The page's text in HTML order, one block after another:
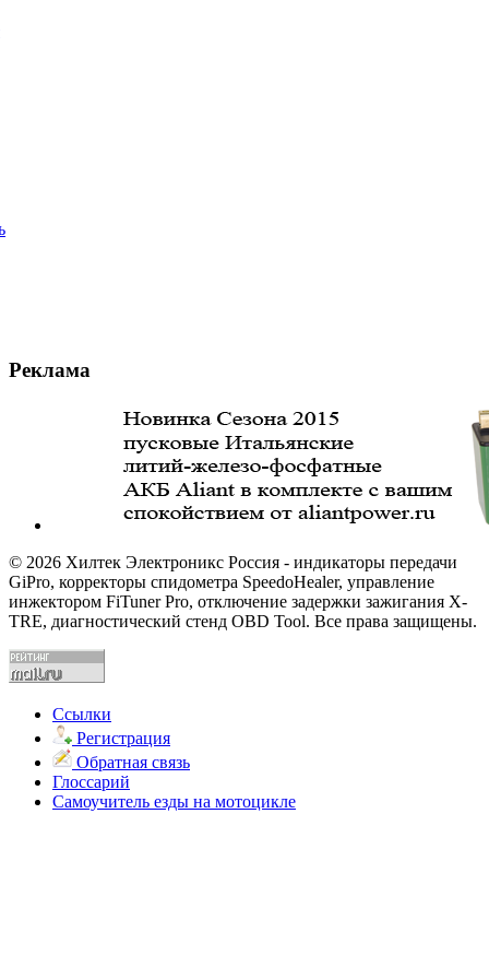
Реклама
© 2026 Хилтек Электроникс Россия - индикаторы передачи
GiPro, корректоры спидометра SpeedoHealer, управление
инжектором FiTuner Pro, отключение задержки зажигания X-
TRE, диагностический стенд OBD Tool. Все права защищены.
Ссылки
Регистрация
Обратная связь
Глоссарий
Самоучитель езды на мотоцикле